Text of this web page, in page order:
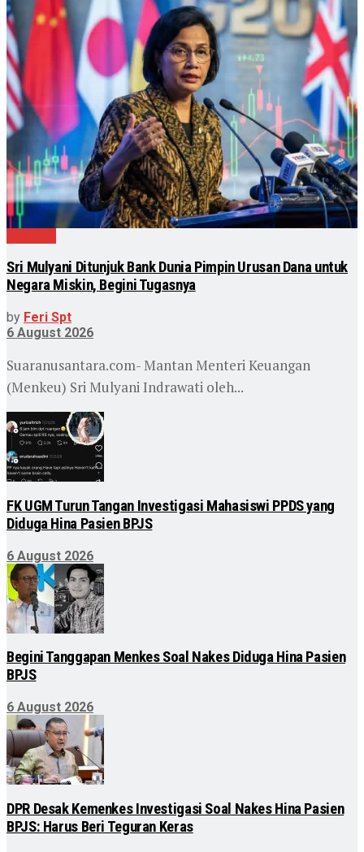
Sri Mulyani Ditunjuk Bank Dunia Pimpin Urusan Dana untuk
Negara Miskin, Begini Tugasnya
by Feri Spt
6 August 2026
Suaranusantara.com- Mantan Menteri Keuangan
(Menkeu) Sri Mulyani Indrawati oleh...
FK UGM Turun Tangan Investigasi Mahasiswi PPDS yang
Diduga Hina Pasien BPJS
6 August 2026
Begini Tanggapan Menkes Soal Nakes Diduga Hina Pasien
BPJS
6 August 2026
DPR Desak Kemenkes Investigasi Soal Nakes Hina Pasien
BPJS: Harus Beri Teguran Keras